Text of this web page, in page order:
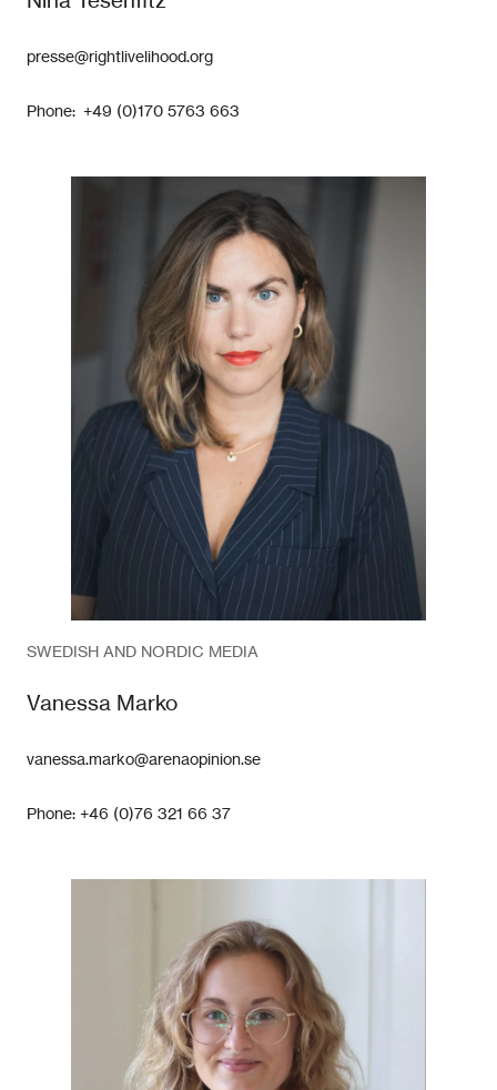
presse@rightlivelihood.org
Phone: +49 (0)170 5763 663
SWEDISH AND NORDIC MEDIA
Vanessa Marko
vanessa.marko@arenaopinion.se
Phone: +46 (0)76 321 66 37